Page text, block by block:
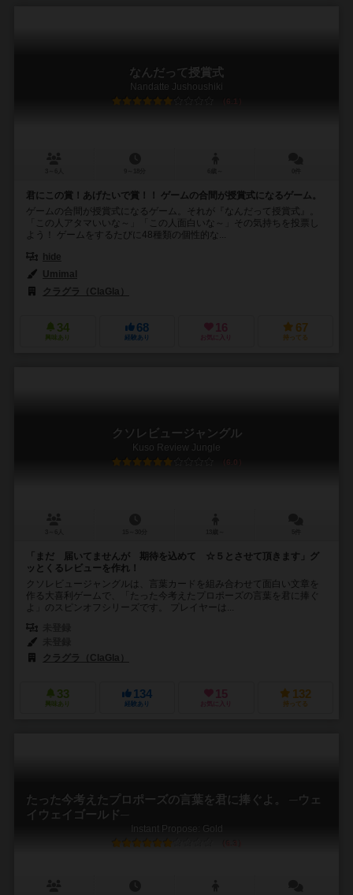
なんだって授賞式
Nandatte Jushoushiki
6.1
君にこの賞！あげたいで賞！！ ゲームの合間が授賞式になるゲーム。
ゲームの合間が授賞式になるゲーム。それが『なんだって授賞式』。
「この人アタマいいな～」「この人面白いな～」その気持ちを投票し
よう！ ゲームをするたびに48種類の個性的な...
hide
Umimal
クラグラ（ClaGla）
34
興味あり
68
経験あり
16
お気に入り
67
持ってる
クソレビュージャングル
Kuso Review Jungle
6.0
「まだ 届いてませんが 期待を込めて ☆５とさせて頂きます」グ
ッとくるレビューを作れ！
クソレビュージャングルは、言葉カードを組み合わせて面白い文章を
作る大喜利ゲームで、「たった今考えたプロポーズの言葉を君に捧ぐ
よ」のスピンオフシリーズです。 プレイヤーは...
クラグラ（ClaGla）
33
興味あり
134
経験あり
15
お気に入り
132
持ってる
たった今考えたプロポーズの言葉を君に捧ぐよ。 ─ウェ
イウェイゴールド─
Instant Propose: Gold